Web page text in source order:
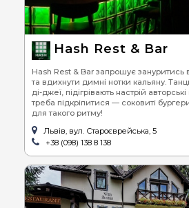
Hash Rest & Bar
Hash Rest & Bar запрошує зануритись
та вдихнути димні нотки кальяну.
ді-джеї, підігрівають настрій
треба підкріпитися — соковиті
для такого ритму!
Львів, вул. Староєврейська, 5
+38 (098) 138 8 138